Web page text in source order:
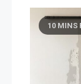
10 MINS